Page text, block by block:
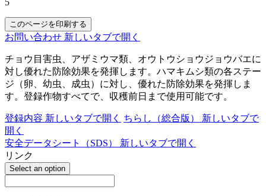
このページを印刷する
お問い合わせ 新しいタブで開く
チョウ目害虫、アザミウマ類、オウトウショウジョウバエに
対し優れた防除効果を発揮します。ハマキムシ類の各ステー
ジ（卵、幼虫、成虫）に対し、優れた防除効果を発揮しま
す。登録作物すべてで、収穫前日まで使用可能です。
登録内容 新しいタブで開く ちらし（総合版） 新しいタブで
開く
安全データシート（SDS） 新しいタブで開く
リンク
Select an option